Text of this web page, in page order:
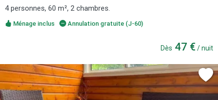
4 personnes, 60 m², 2 chambres.
Ménage inclus Annulation gratuite (J-60)
Dès 47 € / nuit